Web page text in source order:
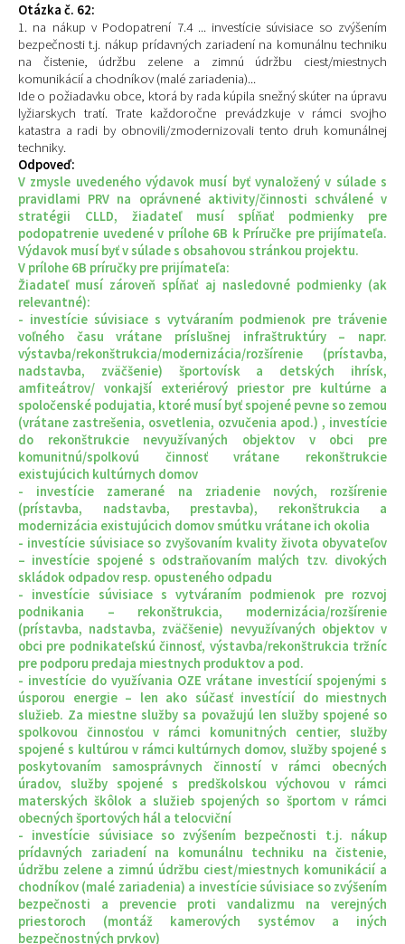
Otázka č. 62:
1. na nákup v Podopatrení 7.4 ... investície súvisiace so zvýšením
bezpečnosti t.j. nákup prídavných zariadení na komunálnu techniku
na čistenie, údržbu zelene a zimnú údržbu ciest/miestnych
komunikácií a chodníkov (malé zariadenia)...
Ide o požiadavku obce, ktorá by rada kúpila snežný skúter na úpravu
lyžiarskych tratí. Trate každoročne prevádzkuje v rámci svojho
katastra a radi by obnovili/zmodernizovali tento druh komunálnej
techniky.
Odpoveď:
V zmysle uvedeného výdavok musí byť vynaložený v súlade s
pravidlami PRV na oprávnené aktivity/činnosti schválené v
stratégii CLLD, žiadateľ musí spĺňať podmienky pre
podopatrenie uvedené v prílohe 6B k Príručke pre prijímateľa.
Výdavok musí byť v súlade s obsahovou stránkou projektu.
V prílohe 6B príručky pre prijímateľa:
Žiadateľ musí zároveň spĺňať aj nasledovné podmienky (ak
relevantné):
- investície súvisiace s vytváraním podmienok pre trávenie
voľného času vrátane príslušnej infraštruktúry – napr.
výstavba/rekonštrukcia/modernizácia/rozšírenie (prístavba,
nadstavba, zväčšenie) športovísk a detských ihrísk,
amfiteátrov/ vonkajší exteriérový priestor pre kultúrne a
spoločenské podujatia, ktoré musí byť spojené pevne so zemou
(vrátane zastrešenia, osvetlenia, ozvučenia apod.) , investície
do rekonštrukcie nevyužívaných objektov v obci pre
komunitnú/spolkovú činnosť vrátane rekonštrukcie
existujúcich kultúrnych domov
- investície zamerané na zriadenie nových, rozšírenie
(prístavba, nadstavba, prestavba), rekonštrukcia a
modernizácia existujúcich domov smútku vrátane ich okolia
- investície súvisiace so zvyšovaním kvality života obyvateľov
– investície spojené s odstraňovaním malých tzv. divokých
skládok odpadov resp. opusteného odpadu
- investície súvisiace s vytváraním podmienok pre rozvoj
podnikania – rekonštrukcia, modernizácia/rozšírenie
(prístavba, nadstavba, zväčšenie) nevyužívaných objektov v
obci pre podnikateľskú činnosť, výstavba/rekonštrukcia tržníc
pre podporu predaja miestnych produktov a pod.
- investície do využívania OZE vrátane investícií spojenými s
úsporou energie – len ako súčasť investícií do miestnych
služieb. Za miestne služby sa považujú len služby spojené so
spolkovou činnosťou v rámci komunitných centier, služby
spojené s kultúrou v rámci kultúrnych domov, služby spojené s
poskytovaním samosprávnych činností v rámci obecných
úradov, služby spojené s predškolskou výchovou v rámci
materských škôlok a služieb spojených so športom v rámci
obecných športových hál a telocviční
- investície súvisiace so zvýšením bezpečnosti t.j. nákup
prídavných zariadení na komunálnu techniku na čistenie,
údržbu zelene a zimnú údržbu ciest/miestnych komunikácií a
chodníkov (malé zariadenia) a investície súvisiace so zvýšením
bezpečnosti a prevencie proti vandalizmu na verejných
priestoroch (montáž kamerových systémov a iných
bezpečnostných prvkov)